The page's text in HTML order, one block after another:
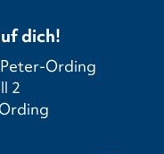
dich!
Ording
2